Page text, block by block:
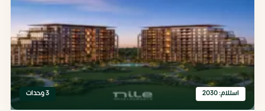
استلام: 2030 3 وحدات